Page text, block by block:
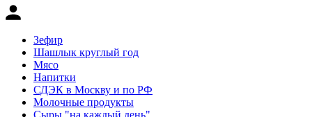
Зефир
Шашлык круглый год
Мясо
Напитки
СДЭК в Москву и по РФ
Молочные продукты